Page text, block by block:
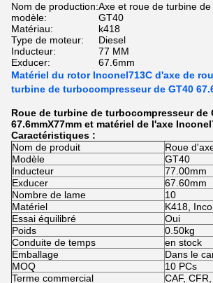
Nom de production:Axe et roue de turbine de
modèle:
GT40
Matériau:
k418
Type de moteur:
Diesel
Inducteur:
77 MM
Exducer:
67.6mm
Matériel du rotor Inconel713C d'axe de
turbine de turbocompresseur de GT40
Roue de turbine de turbocompresseur de
67.6mmX77mm et matériel de l'axe
Caractéristiques :
Nom de produit
Roue
Modèle
GT40
Inducteur
77.00mm
Exducer
67.60mm
Nombre de lame
10
Matériel
K418,
Essai équilibré
Oui
Poids
0.50kg
Conduite de temps
en stock
Emballage
Dans le
MOQ
10 PCs
Terme commercial
CAF,